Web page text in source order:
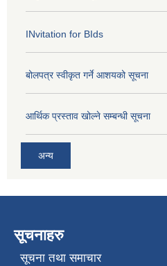
INvitation for BIds
बोलपत्र स्वीकृत गर्ने आशयको सूचना
आर्थिक प्रस्ताव खोल्ने सम्बन्धी सूचना
अन्य
सूचनाहरु
सूचना तथा समाचार